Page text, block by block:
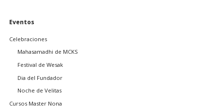
Saltar
Eventos
Celebraciones
Mahasamadhi de MCKS
Festival de Wesak
Dia del Fundador
Noche de Velitas
Cursos Master Nona